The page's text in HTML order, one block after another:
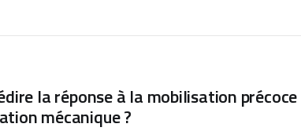
la réponse à la mobilisation
mécanique ?